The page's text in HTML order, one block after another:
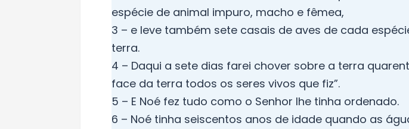
espécie de animal impuro, macho e fêmea,
3 – e leve também sete casais de aves de cada
terra.
4 – Daqui a sete dias farei chover sobre a terra
face da terra todos os seres vivos que fiz”.
5 – E Noé fez tudo como o Senhor lhe tinha ordenado.
6 – Noé tinha seiscentos anos de idade quando as